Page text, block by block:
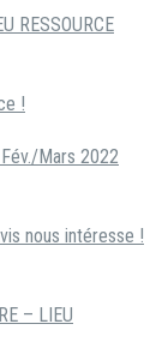
RESSOURCE
!
Mars 2022
nous intéresse !
– LIEU